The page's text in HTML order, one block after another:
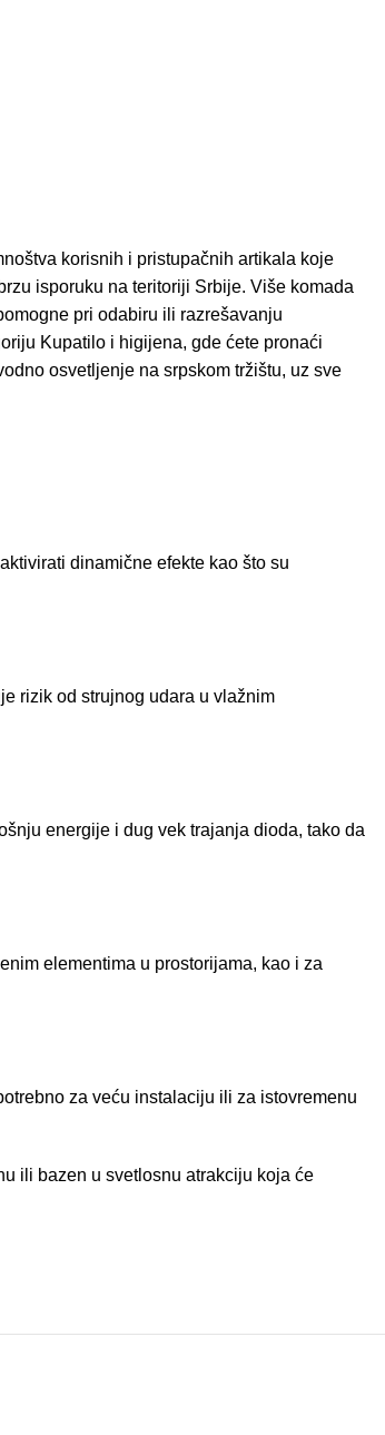
korisnih i pristupačnih artikala koje
isporuku na teritoriji Srbije. Više komada
pri odabiru ili razrešavanju
Kupatilo i higijena, gde ćete pronaći
osvetljenje na srpskom tržištu, uz sve
dinamične efekte kao što su
rizik od strujnog udara u vlažnim
energije i dug vek trajanja dioda, tako da
elementima u prostorijama, kao i za
za veću instalaciju ili za istovremenu
ili bazen u svetlosnu atrakciju koja će